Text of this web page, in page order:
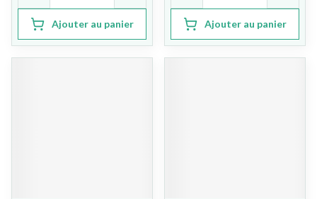
Ajouter au panier Ajouter au panier